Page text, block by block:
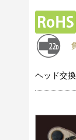
ヘッド交